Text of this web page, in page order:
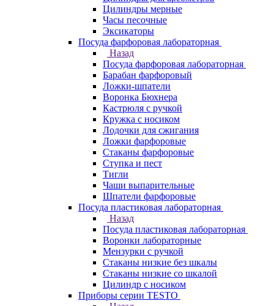
Цилиндры мерные
Часы песочные
Эксикаторы
Посуда фарфоровая лабораторная
Назад
Посуда фарфоровая лабораторная
Барабан фарфоровый
Ложки-шпатели
Воронка Бюхнера
Кастрюля с ручкой
Кружка с носиком
Лодочки для сжигания
Ложки фарфоровые
Стаканы фарфоровые
Ступка и пест
Тигли
Чаши выпарительные
Шпатели фарфоровые
Посуда пластиковая лабораторная
Назад
Посуда пластиковая лабораторная
Воронки лабораторные
Мензурки с ручкой
Стаканы низкие без шкалы
Стаканы низкие со шкалой
Цилиндр с носиком
Приборы серии TESTO